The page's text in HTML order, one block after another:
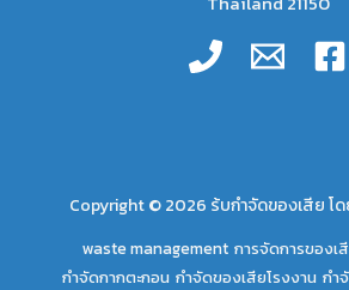
Copyright © 2026 ร้บกำจัดของเสีย โ
waste management การจัดการของเ
กำจัดกากตะกอน กำจัดของเสียโรงงาน กำ